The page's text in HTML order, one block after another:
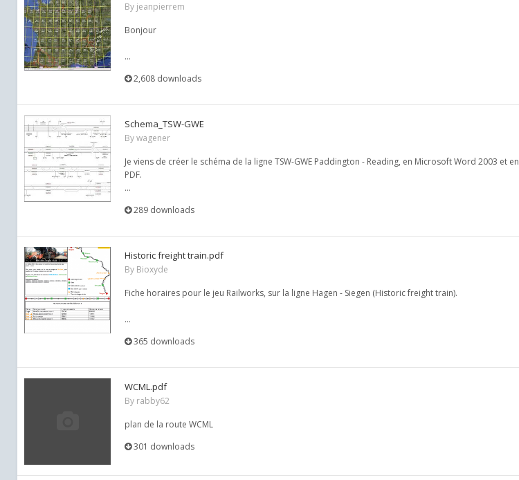
By jeanpierrem
Bonjour
...
2,608 downloads
Schema_TSW-GWE
Bywagener
Je viens de créer le schéma de la ligne TSW-GWE Paddington - Reading, en Microsoft Word 2003 et en
PDF.
...
289 downloads
Historic freight train.pdf
By Bioxyde
Fiche horaires pour le jeu Railworks, sur la ligne Hagen - Siegen (Historic freight train).
...
365 downloads
WCML.pdf
By rabby62
plan de la route WCML
301 downloads